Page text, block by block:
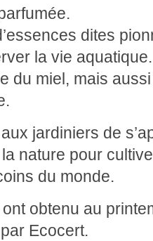
dites
la vie aquatique.
du miel, mais
jardiniers de
nature pour
du monde.
obtenu au
Ecocert.